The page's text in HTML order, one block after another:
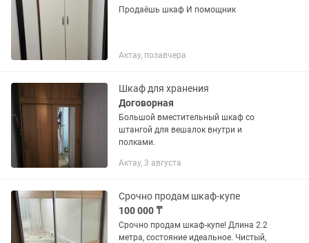
Продаёшь шкаф И помощник
Актау, позавчера
Шкаф для хранения
Договорная
Большой вместительный шкаф со
штангой для вешалок внутри и
полками.
Актау, 3 августа
Срочно продам шкаф-купе
100 000 ₸
Срочно продам шкаф-купе! Длина 2.2
метра, состояние идеальное. Чистый,